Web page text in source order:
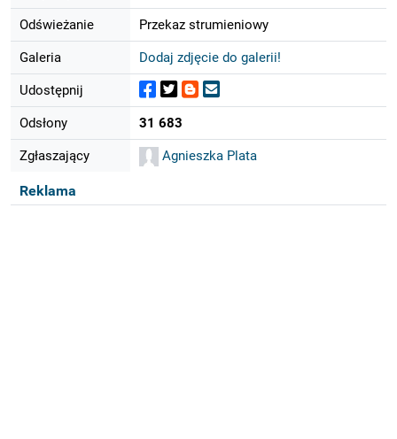
Odświeżanie Przekaz strumieniowy
Galeria Dodaj zdjęcie do galerii!
Udostępnij
Odsłony 31 683
Zgłaszający Agnieszka Plata
Reklama